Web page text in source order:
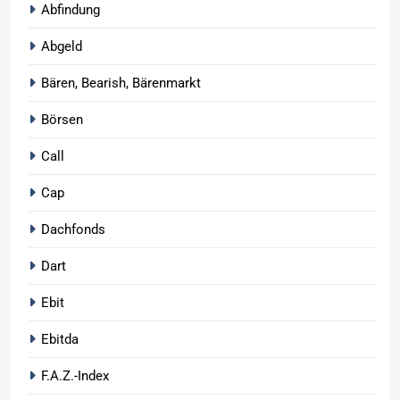
Abfindung
Abgeld
Bären, Bearish, Bärenmarkt
Börsen
Call
Cap
Dachfonds
Dart
Ebit
Ebitda
F.A.Z.-Index